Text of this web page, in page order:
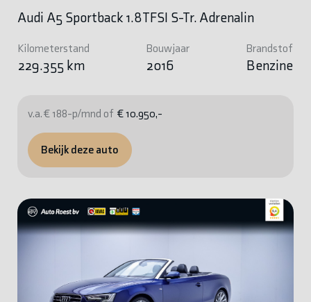
Audi A5 Sportback 1.8TFSI S-Tr. Adrenalin
Kilometerstand
229.355 km
Bouwjaar
2016
Brandstof
Benzine
v.a. € 188-p/mnd of € 10.950,-
Bekijk deze auto